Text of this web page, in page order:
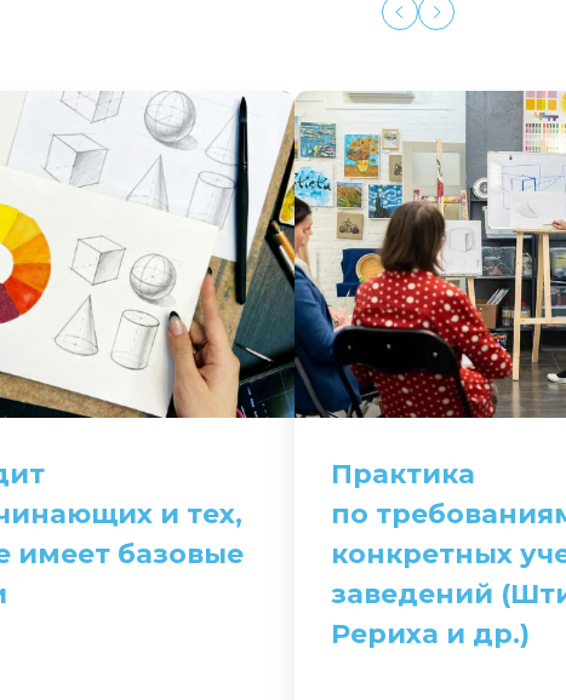
и тех,
имеет базовые
Практика
по
конкретных
заведений
Рериха и др.)